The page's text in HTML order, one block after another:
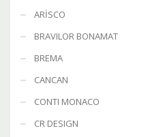
ARİSCO
BRAVILOR BONAMAT
BREMA
CANCAN
CONTI MONACO
CR DESIGN